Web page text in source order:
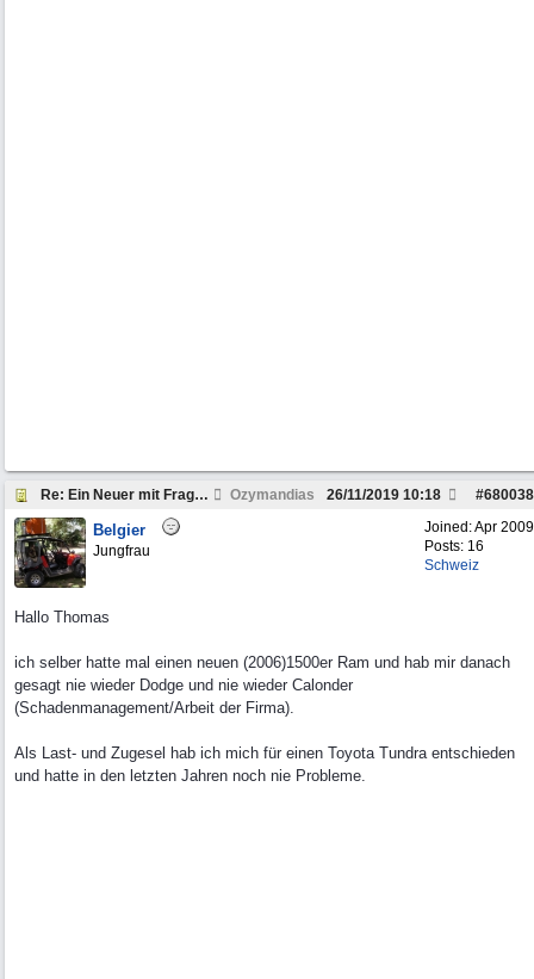
Re: Ein Neuer mit Fragen zum Dodge Ram Ozymandias #680038
26/11/2019 10:18
Joined:Apr 2009
Posts: 16
Schweiz
Belgier
Jungfrau
Hallo Thomas
ich selber hatte mal einen neuen (2006)1500er Ram und hab mir danach
gesagt nie wieder Dodge und nie wieder Calonder
(Schadenmanagement/Arbeit der Firma).
Als Last- und Zugesel hab ich mich für einen Toyota Tundra entschieden
und hatte in den letzten Jahren noch nie Probleme.